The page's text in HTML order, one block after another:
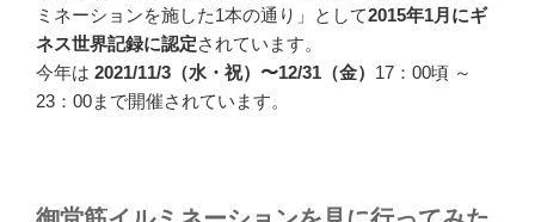
ミネーションを施した1本の通り」として2015年1月にギ
ネス世界記録に認定されています。
今年は 2021/11/3（水・祝）〜12/31（金） 17：00頃 ～
23：00まで開催されています。